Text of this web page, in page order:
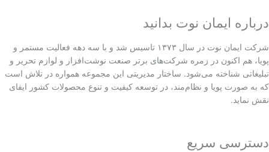
درباره ایمان نوت بدانید
شرکت ایمان نوت در سال ۱۳۷۳ تاسیس شد و با سه دهه فعالیت مستمر و
پویا، هم اکنون در زمره شرکت‌های برتر صنعت نوشت‌افزار و لوازم تحریر و
تبلیغاتی شناخته می‌شود. ساختار مدیریتی این مجموعه همواره در تلاش است
که به صورت پویا و نظام‌مند، در توسعه کیفیت و تنوع محصولات کشور ایفای
نقش نماید.
دسترسی سریع